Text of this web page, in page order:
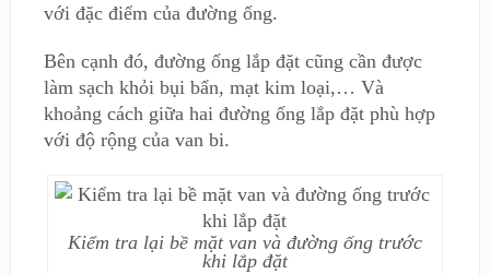
với đặc điểm của đường ống.
Bên cạnh đó, đường ống lắp đặt cũng cần được
làm sạch khỏi bụi bẩn, mạt kim loại,… Và
khoảng cách giữa hai đường ống lắp đặt phù hợp
với độ rộng của van bi.
Kiểm tra lại bề mặt van và đường ống trước
khi lắp đặt